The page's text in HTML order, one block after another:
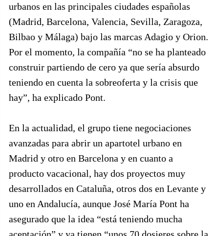
urbanos en las principales ciudades españolas
(Madrid, Barcelona, Valencia, Sevilla, Zaragoza,
Bilbao y Málaga) bajo las marcas Adagio y Orion.
Por el momento, la compañía “no se ha planteado
construir partiendo de cero ya que sería absurdo
teniendo en cuenta la sobreoferta y la crisis que
hay”, ha explicado Pont.
En la actualidad, el grupo tiene negociaciones
avanzadas para abrir un apartotel urbano en
Madrid y otro en Barcelona y en cuanto a
producto vacacional, hay dos proyectos muy
desarrollados en Cataluña, otros dos en Levante y
uno en Andalucía, aunque José María Pont ha
asegurado que la idea “está teniendo mucha